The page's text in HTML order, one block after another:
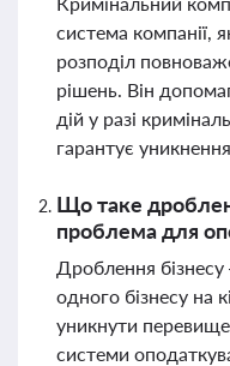
система компанії,
розподіл
рішень. Він
дій у разі
гарантує
Що таке
проблема для
Дроблення
одного бізнесу на
уникнути
системи